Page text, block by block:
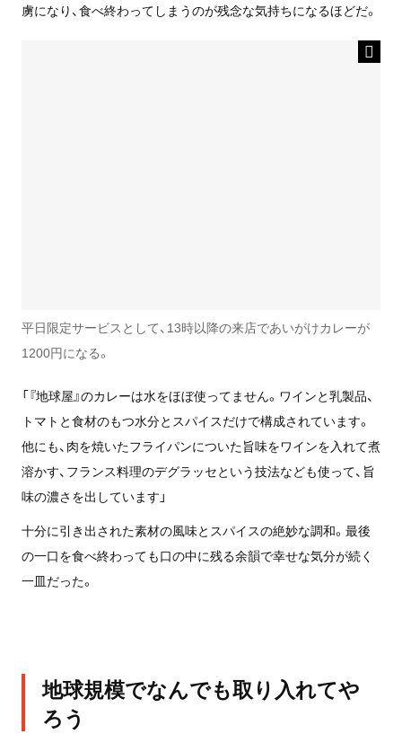
虜になり、食べ終わってしまうのが残念な気持ちになるほどだ。
平日限定サービスとして、13時以降の来店であいがけカレーが
1200円になる。
「『地球屋』のカレーは水をほぼ使ってません。ワインと乳製品、
トマトと食材のもつ水分とスパイスだけで構成されています。
他にも、肉を焼いたフライパンについた旨味をワインを入れて煮
溶かす、フランス料理のデグラッセという技法なども使って、旨
味の濃さを出しています」
十分に引き出された素材の風味とスパイスの絶妙な調和。最後
の一口を食べ終わっても口の中に残る余韻で幸せな気分が続く
一皿だった。
地球規模でなんでも取り入れてや
ろう